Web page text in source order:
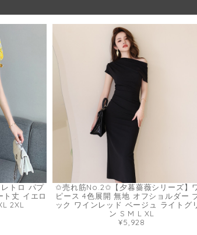
トロ パプ
ト丈 イエロ
2XL
✩売れ筋No.2✩【夕暮薔薇シリーズ】
ピース 4色展開 無地 オフショルダー
ック ワインレッド ベージュ ライトグ
ン S M L XL
¥5,928